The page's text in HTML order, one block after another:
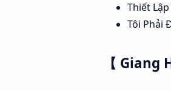
Thiết
Tôi Phải
【 Giang